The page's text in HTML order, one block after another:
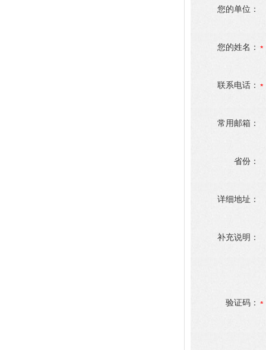
您的单位：
您的姓名：
联系电话：
常用邮箱：
省份：
详细地址：
补充说明：
验证码：